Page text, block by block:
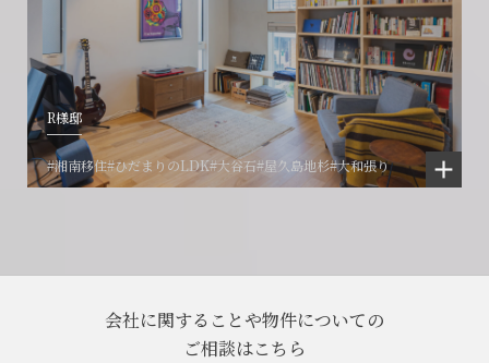
R様邸
#湘南移住#ひだまりのLDK#大谷石#屋久島地杉#大和張り
会社に関することや物件についての
ご相談はこちら